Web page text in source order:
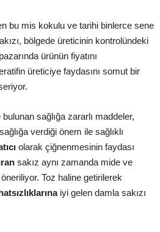
bu mis kokulu ve tarihi binlerce sene
bölgede üreticinin kontrolündeki
ürünün fiyatını
üreticiye faydasını somut bir
sağlığa zararlı maddeler,
verdiği önem ile sağlıklı
olarak çiğnenmesinin faydası
sakız aynı zamanda mide ve
Toz haline getirilerek
iyi gelen damla sakızı